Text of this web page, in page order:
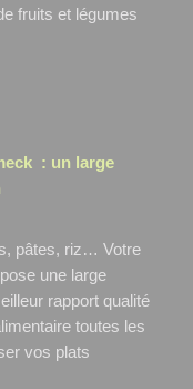
fruits et légumes
: un large
pâtes, riz… Votre
une large
rapport qualité
toutes les
vos plats